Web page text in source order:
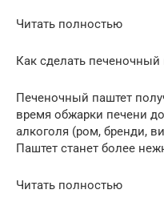
Читать полностью
Как сделать
Печеночный паштет
время обжарки печени
алкоголя (ром, бренди,
Паштет станет более
Читать полностью